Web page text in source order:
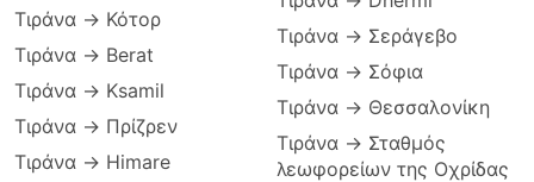
Τιράνα → Κότορ
Τιράνα → Berat
Τιράνα → Ksamil
Τιράνα → Πρίζρεν
Τιράνα → Himare
Τιράνα → Σεράγεβο
Τιράνα → Σόφια
Τιράνα → Θεσσαλονίκη
Τιράνα → Σταθμός
λεωφορείων της Οχρίδας